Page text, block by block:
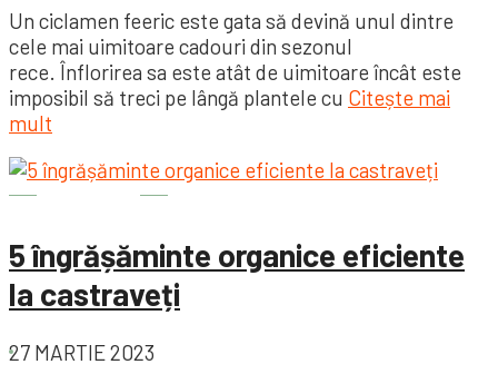
Un ciclamen feeric este gata să devină unul dintre
cele mai uimitoare cadouri din sezonul
rece. Înflorirea sa este atât de uimitoare încât este
imposibil să treci pe lângă plantele cu Citește mai
mult
5 îngrășăminte organice eficiente
la castraveți
27 MARTIE 2023